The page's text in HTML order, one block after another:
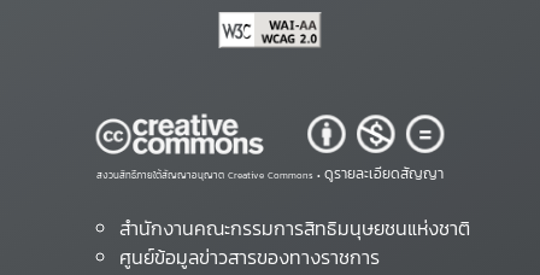
สงวนสิทธิ์ภายใต้สัญญาอนุญาต Creative Commons • ดูรายละเอียดสัญญา
สำนักงานคณะกรรมการสิทธิมนุษยชนแห่งชาติ
ศูนย์ข้อมูลข่าวสารของทางราชการ